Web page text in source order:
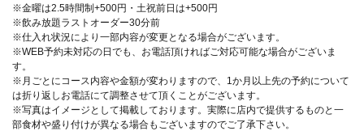
※金曜は2.5時間制+500円・土祝前日は+500円
※飲み放題ラストオーダー30分前
※仕入れ状況により一部内容が変更となる場合がございます。
※WEB予約未対応の日でも、お電話頂ければご対応可能な場合がございま
す。
※月ごとにコース内容や金額が変わりますので、1か月以上先の予約について
は折り返しお電話にて調整させて頂くことがございます。
※写真はイメージとして掲載しております。実際に店内で提供するものと一
部食材や盛り付けが異なる場合もございますのでご了承下さい。